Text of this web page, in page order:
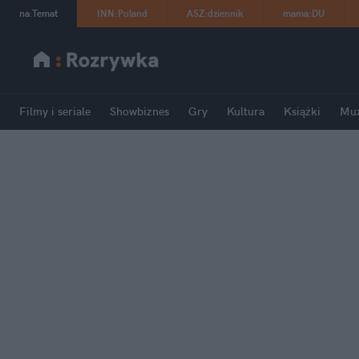
na:Temat INN:Poland ASZ:dziennik mama:DU
Filmy i seriale Showbiznes Gry Kultura Książki